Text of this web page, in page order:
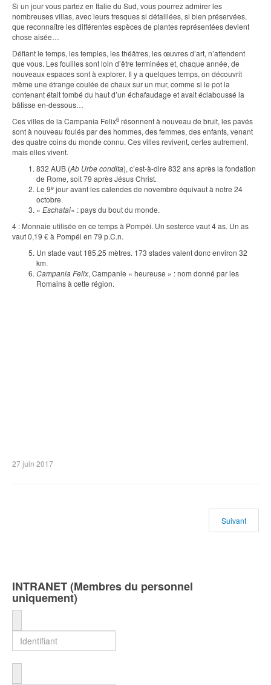
Si un jour vous partez en Italie du Sud, vous pourrez admirer les
nombreuses villas, avec leurs fresques si détaillées, si bien préservées,
que reconnaître les différentes espèces de plantes représentées devient
chose aisée…
Défiant le temps, les temples, les théâtres, les œuvres d’art, n’attendent
que vous. Les fouilles sont loin d’être terminées et, chaque année, de
nouveaux espaces sont à explorer. Il y a quelques temps, on découvrit
même une étrange coulée de chaux sur un mur, comme si le pot la
contenant était tombé du haut d’un échafaudage et avait éclaboussé la
bâtisse en-dessous…
Ces villes de la Campania Felix6 résonnent à nouveau de bruit, les pavés
sont à nouveau foulés par des hommes, des femmes, des enfants, venant
des quatre coins du monde connu. Ces villes revivent, certes autrement,
mais elles vivent.
832 AUB (Ab Urbe condita), c’est-à-dire 832 ans après la fondation
de Rome, soit 79 après Jésus Christ.
Le 9e jour avant les calendes de novembre équivaut à notre 24
octobre.
« Eschatai» : pays du bout du monde.
4 : Monnaie utilisée en ce temps à Pompéi. Un sesterce vaut 4 as. Un as
vaut 0,19 € à Pompéi en 79 p.C.n.
Un stade vaut 185,25 mètres. 173 stades valent donc environ 32
km.
Campania Felix, Campanie « heureuse » : nom donné par les
Romains à cette région.
27 juin 2017
Suivant
INTRANET (Membres du personnel
uniquement)